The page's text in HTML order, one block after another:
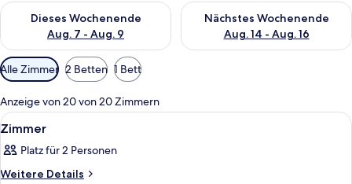
Dieses Wochenende
Aug. 7 - Aug. 9
Überprüfe die Verfügbarkeit für dieses Wochenende, Aug. 7
Nächstes Wochenende
Aug. 14 - Aug. 16
Überprüfe die Verfügbarkeit
Verfügbare
Filter
für
Zimmer
Alle Zimmer 2 Betten 1 Bett
Anzeige von 20 von 20 Zimmern
Alle
Fotos
für
Zimmer
Ein modernes Badezimmer mit
2
Zimmer
Platz für 2 Personen
Weitere Details
Weitere